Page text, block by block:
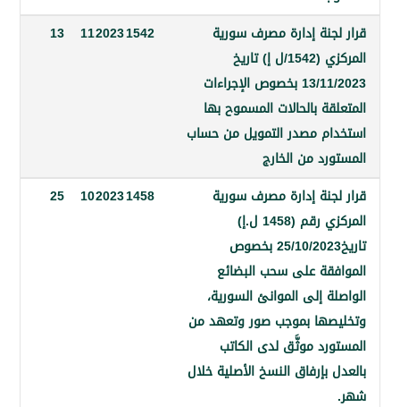
إدارة مصرف سورية
المركزي (1542/ل إ) تاريخ
13/11/2023 بخصوص الإجراءات
بالحالات المسموح بها
مصدر التمويل من حساب
من الخارج
1542
11
13
إدارة مصرف سورية
المركزي رقم (1458 ل.إ)
تاريخ25/10/2023 بخصوص
على سحب البضائع
إلى الموانئ السورية،
بموجب صور وتعهد من
موثَّق لدى الكاتب
النسخ الأصلية خلال
1458
10
25